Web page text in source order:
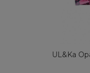
UL&Ka